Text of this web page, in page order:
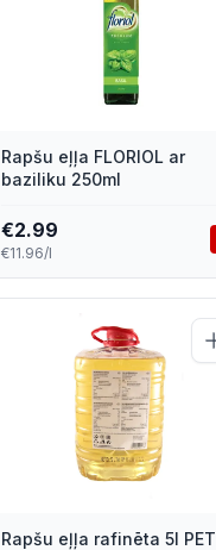
Rapšu eļļa FLORIOL ar
baziliku 250ml
€2.99
€11.96/l
Rapšu eļļa rafinēta 5l PET